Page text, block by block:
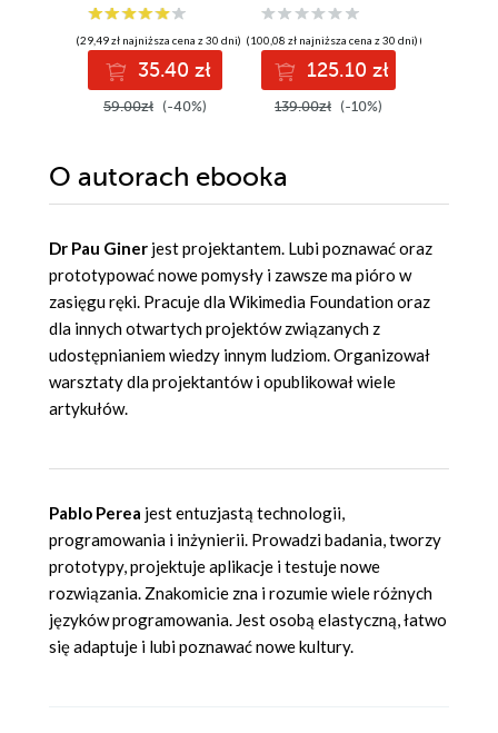
(29,49 zł najniższa cena z 30 dni)
35.40 zł
59.00zł (-40%)
skills and
confidently
prepare for the
Microsoft AB-900
certification exam
(100,08 zł najniższa cena z 30 dni)
125.10 zł
139.00zł (-10%)
(100,08 zł
O autorach ebooka
Dr Pau Giner jest projektantem. Lubi poznawać oraz
prototypować nowe pomysły i zawsze ma pióro w
zasięgu ręki. Pracuje dla Wikimedia Foundation oraz
dla innych otwartych projektów związanych z
udostępnianiem wiedzy innym ludziom. Organizował
warsztaty dla projektantów i opublikował wiele
artykułów.
Pablo Perea jest entuzjastą technologii,
programowania i inżynierii. Prowadzi badania, tworzy
prototypy, projektuje aplikacje i testuje nowe
rozwiązania. Znakomicie zna i rozumie wiele różnych
języków programowania. Jest osobą elastyczną, łatwo
się adaptuje i lubi poznawać nowe kultury.